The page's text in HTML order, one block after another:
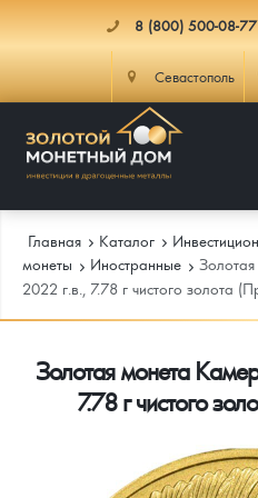
8 (800) 500-08-77
Севастополь
Каталог
Каталог Монет
Инвестиционные монеты
Монеты Россия и СССР
Памятные и старинные монеты
Инфо
Подлинность монет
Главная Каталог
монеты
Иностранные
2022 г.в., 7.78 г чистого золота
Золотая монета
7.78 г чистого